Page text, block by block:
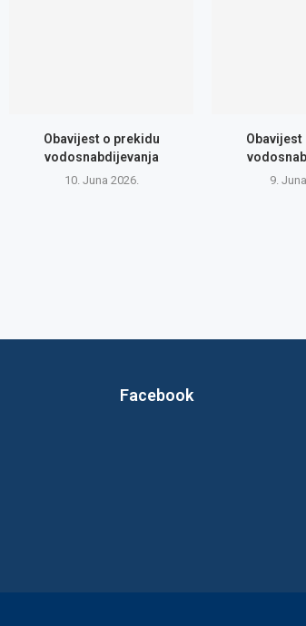
Obavijest o prekidu
vodosnabdijevanja
10. Juna 2026. 9.
Facebook